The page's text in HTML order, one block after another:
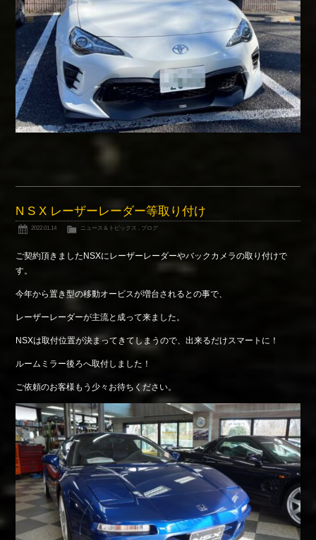
N S X レーザーレーダー等取り付け
2022.01.14 ニュース＆トピックス , ブログ
ご契約頂きましたNSXにレーザーレーダーやバックカメラの取り付けで
す。
今年から置き型の移動オービスが増台されるとの事で、
レーザーレーダーが主流と成って来ました。
NSXは取付位置が決まってきてしまうので、出来るだけスマートに！
ルームミラー後ろへ取付しました！
ご依頼のお客様もう少々お待ちください。